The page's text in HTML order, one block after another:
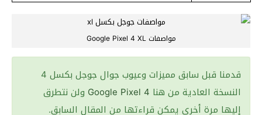
مواصفات Google Pixel 4 XL
قدمنا قبل سابق مميزات وعيوب جوال جوجل بكسل 4
النسخة العادية من هنا Google Pixel 4 ولن نتطرق
إليها مرة أخرى يمكن قراءتها من المقال السابق.